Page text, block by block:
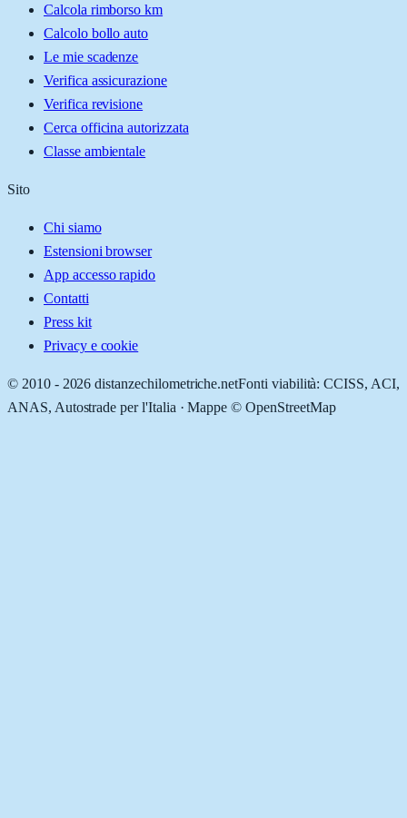
Calcola rimborso km
Calcolo bollo auto
Le mie scadenze
Verifica assicurazione
Verifica revisione
Cerca officina autorizzata
Classe ambientale
Sito
Chi siamo
Estensioni browser
App accesso rapido
Contatti
Press kit
Privacy e cookie
© 2010 - 2026 distanzechilometriche.netFonti viabilità: CCISS, ACI,
ANAS, Autostrade per l'Italia · Mappe © OpenStreetMap